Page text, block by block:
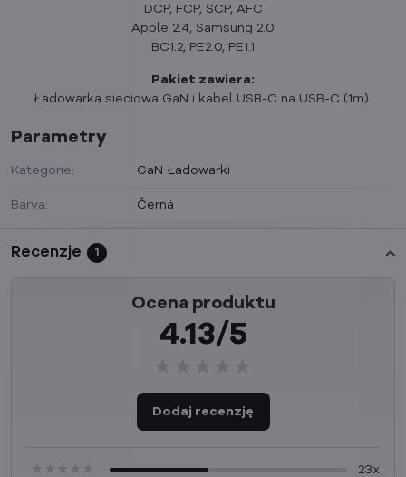
DCP, FCP, SCP, AFC
Apple 2.4, Samsung 2.0
BC1.2, PE2.0, PE1.1
Pakiet zawiera:
Ładowarka sieciowa GaN i kabel USB-C na USB-C (1m)
Parametry
Kategorie: GaN Ładowarki
Barva: Černá
Recenzje 1
Ocena produktu
4.13/5
Dodaj recenzję
23x